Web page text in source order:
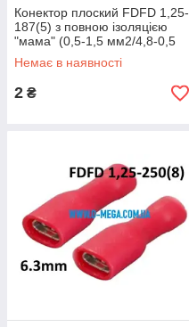
Конектор плоский FDFD 1,25-
187(5) з повною ізоляцією
"мама" (0,5-1,5 мм2/4,8-0,5
мм)
Немає в наявності
2 ₴